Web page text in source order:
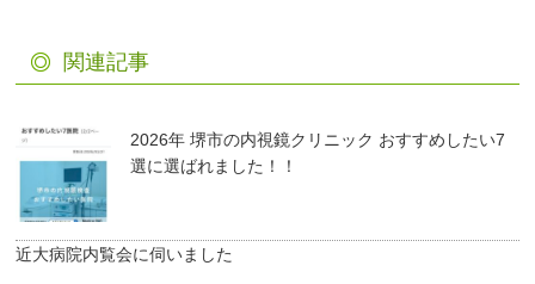
関連記事
2026年 堺市の内視鏡クリニック おすすめしたい7
選に選ばれました！！
近大病院内覧会に伺いました